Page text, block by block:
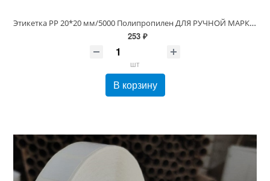
Этикетка PP 20*20 мм/5000 Полипропилен ДЛЯ РУЧНОЙ МАРКИРОВКИ, вт 40
253 ₽
шт
В корзину